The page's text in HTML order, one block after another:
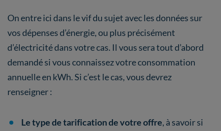
On entre ici dans le vif du sujet avec les données sur
vos dépenses d’énergie, ou plus précisément
d’électricité dans votre cas. Il vous sera tout d’abord
demandé si vous connaissez votre consommation
annuelle en kWh. Si c’est le cas, vous devrez
renseigner :
Le type de tarification de votre offre, à savoir si